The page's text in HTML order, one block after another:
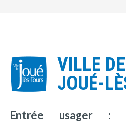
VILLE DE
JOUÉ-
Entrée usager :